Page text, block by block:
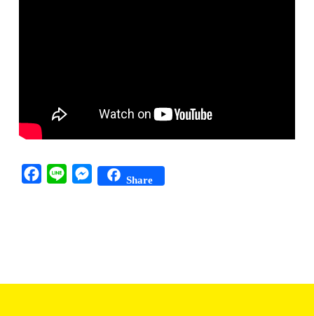
Facebook
Line Messenger
Share